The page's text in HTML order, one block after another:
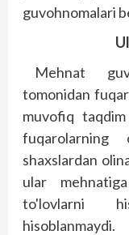
guvohnomalari
Mehnat
tomonidan
muvofiq
fuqarolarning
shaxslardan
ular
to'lovlarni
hisoblanmaydi.